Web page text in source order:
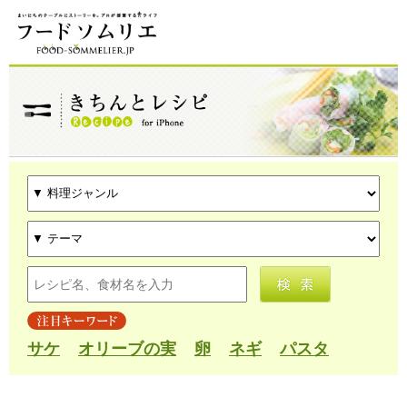
サケ オリーブの実 卵 ネギ パスタ